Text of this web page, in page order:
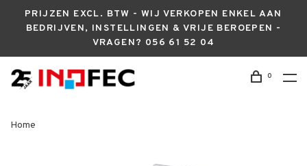
PRIJZEN EXCL. BTW - WIJ VERKOPEN ENKEL AAN
BEDRIJVEN, INSTELLINGEN & VRIJE BEROEPEN -
VRAGEN? 056 61 52 04
0
Home